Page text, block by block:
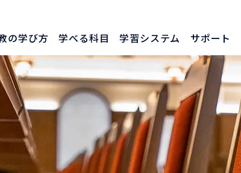
の学び方 学べる科目 学習システム サポート